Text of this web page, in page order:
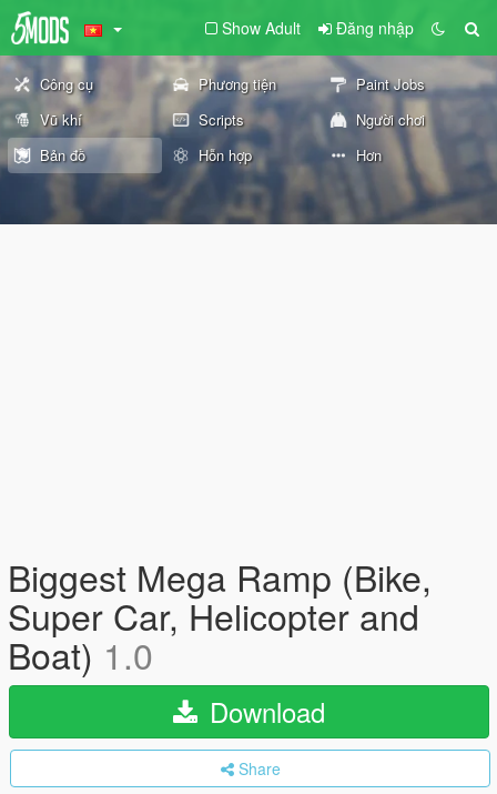
Show Adult Đăng nhập
Công cụ Phương tiện
Paint Jobs
Vũ khí
Scripts
Người chơi
Bản đồ
Hỗn hợp Hơn
Biggest Mega Ramp (Bike,
Super Car, Helicopter and
Boat) 1.0
Download
Share